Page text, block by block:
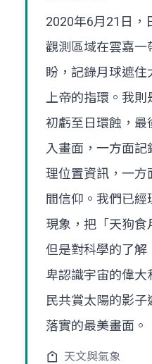
2020年6月21日，
觀測區域在雲嘉一
盼，記錄月球遮
上帝的指環。我
初虧至日環蝕，最
入畫面，一方面
理位置資訊，一方
間信仰。我們已
現象，把「天狗食
但是對科學的了解
卑認識宇宙的偉大
民共賞太陽的影
落實的最美畫面。
天文與氣象